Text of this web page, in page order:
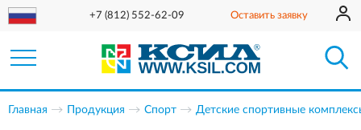
+7 (812) 552-62-09 Оставить заявку
Главная Продукция Спорт Детские спортивные